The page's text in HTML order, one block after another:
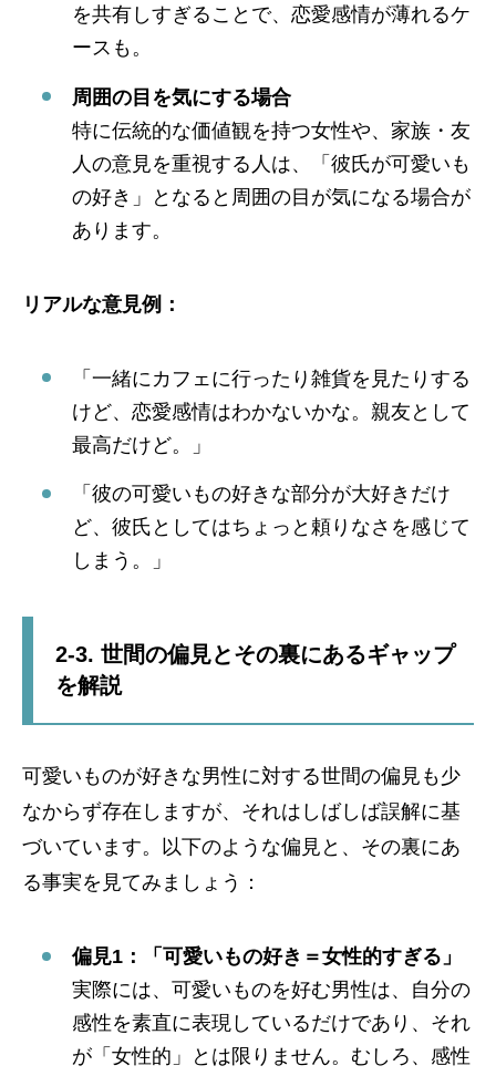
を共有しすぎることで、恋愛感情が薄れるケ
ースも。
周囲の目を気にする場合
特に伝統的な価値観を持つ女性や、家族・友
人の意見を重視する人は、「彼氏が可愛いも
の好き」となると周囲の目が気になる場合が
あります。
リアルな意見例：
「一緒にカフェに行ったり雑貨を見たりする
けど、恋愛感情はわかないかな。親友として
最高だけど。」
「彼の可愛いもの好きな部分が大好きだけ
ど、彼氏としてはちょっと頼りなさを感じて
しまう。」
2-3. 世間の偏見とその裏にあるギャップ
を解説
可愛いものが好きな男性に対する世間の偏見も少
なからず存在しますが、それはしばしば誤解に基
づいています。以下のような偏見と、その裏にあ
る事実を見てみましょう：
偏見1：「可愛いもの好き＝女性的すぎる」
実際には、可愛いものを好む男性は、自分の
感性を素直に表現しているだけであり、それ
が「女性的」とは限りません。むしろ、感性